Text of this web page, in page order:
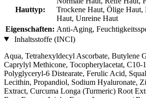
Hauttyp:
Trockene Haut, Ölige Haut,
Haut, Unreine Haut
Eigenschaften: Anti-Aging,
Inhaltsstoffe (INCI)
Aqua, Tetrahexyldecyl Ascorbate, Butylene
Caprylyl Methicone, Tocopherylacetat, C10-
Polyglyceryl-6 Distearate, Ferulic Acid,
Lecithin, Propandiol, Sodium Hyaluronate,
Extract, Curcuma Longa (Turmeric) Root